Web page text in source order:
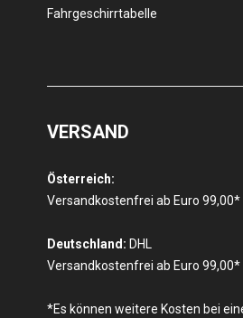
Fahrgeschirrtabelle
VERSAND
Österreich:
Versandkostenfrei ab Euro 99,00*
Deutschland: DHL
Versandkostenfrei ab Euro 99,00*
*Es können weitere Kosten bei